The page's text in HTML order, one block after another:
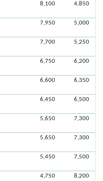
8,100 4,850
7,950 5,000
7,700 5,250
6,750 6,200
6,600 6,350
6,450 6,500
5,650 7,300
5,650 7,300
5,450 7,500
4,750 8,200